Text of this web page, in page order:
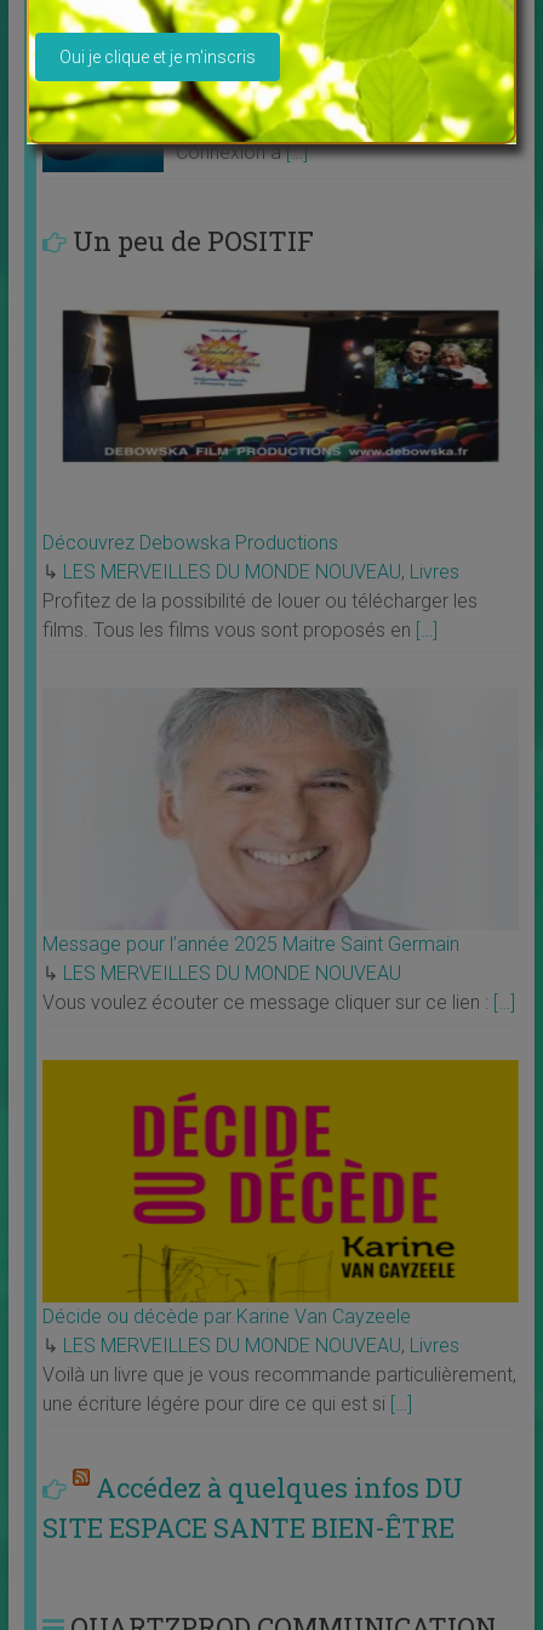
Connexion à vos guides intérieurs
↳FORMATIONS EN LIGNE
Nouvel atelier animé par Pierre Lessard
Connexion à[…]
Un peu de POSITIF
Découvrez Debowska Productions
↳ LES MERVEILLES DU MONDE NOUVEAU, Livres
Profitez de la possibilité de louer ou télécharger les
films. Tous les films vous sont proposés en […]
Message pour l’année 2025 Maitre Saint Germain
↳ LES MERVEILLES DU MONDE NOUVEAU
Vous voulez écouter ce message cliquer sur ce lien : […]
Décide ou décède par Karine Van Cayzeele
↳ LES MERVEILLES DU MONDE NOUVEAU, Livres
Voilà un livre que je vous recommande particulièrement,
une écriture légére pour dire ce qui est si […]
Accédez à quelques infos DU
SITE ESPACE SANTE BIEN-ÊTRE
Veuillez laisser ce champ vide.